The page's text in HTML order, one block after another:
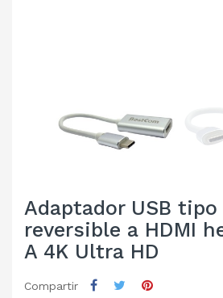
Adaptador USB tipo
reversible a HDMI
A 4K Ultra HD
Compartir